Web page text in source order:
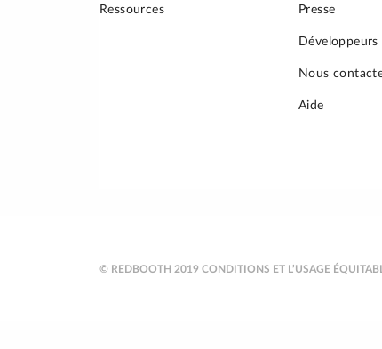
Ressources Presse
Développeurs
Nous
Aide
© REDBOOTH 2019 CONDITIONS ET L’USAGE